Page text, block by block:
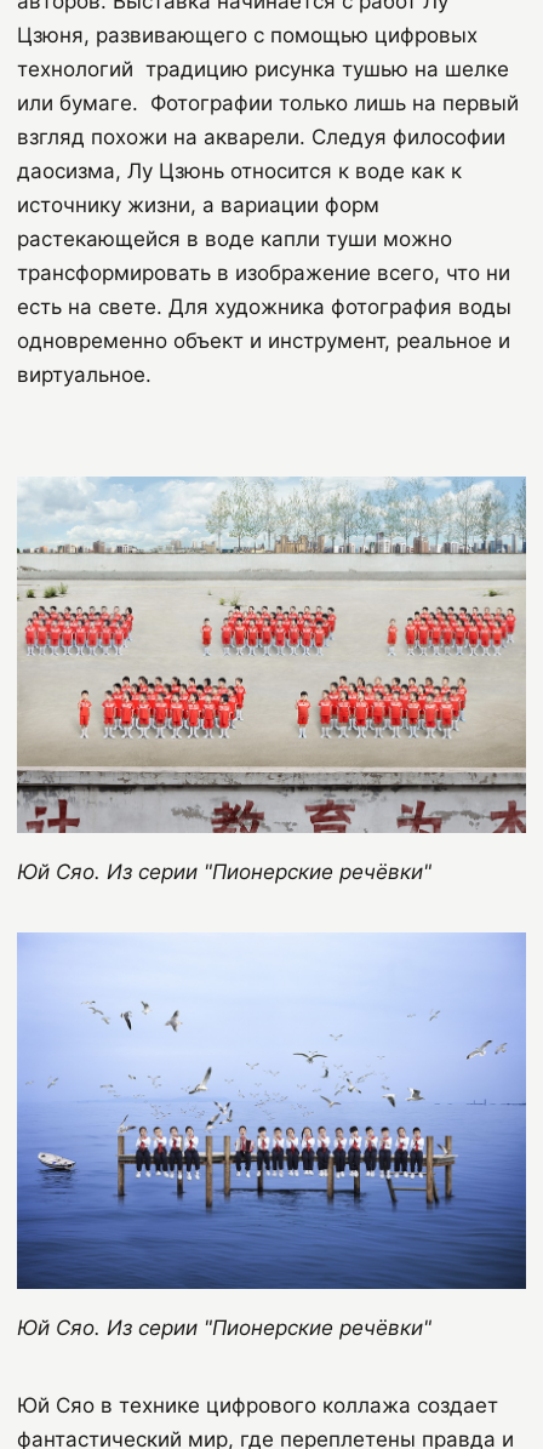
Цзюня, развивающего с помощью цифровых
технологий традицию рисунка тушью на шелке
или бумаге. Фотографии только лишь на первый
взгляд похожи на акварели. Следуя философии
даосизма, Лу Цзюнь относится к воде как к
источнику жизни, а вариации форм
растекающейся в воде капли туши можно
трансформировать в изображение всего, что ни
есть на свете. Для художника фотография воды
одновременно объект и инструмент, реальное и
виртуальное.
Юй Сяо. Из серии "Пионерские речёвки"
Юй Сяо. Из серии "Пионерские речёвки"
Юй Сяо в технике цифрового коллажа создает
фантастический мир, где переплетены правда и